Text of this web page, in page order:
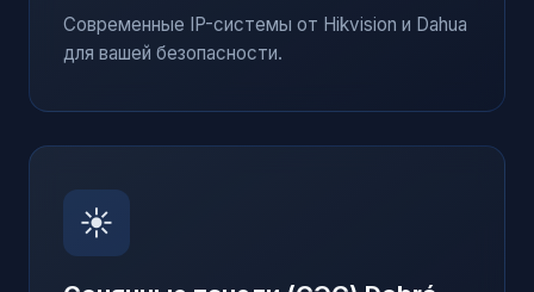
Современные IP-системы от Hikvision и Dahua
для вашей безопасности.
☀️